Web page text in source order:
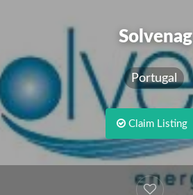
Solvenag
Portugal
Claim Listing